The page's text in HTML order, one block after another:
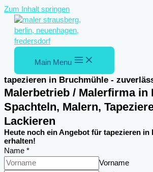
Zum Inhalt springen
Main Menu
tapezieren in Bruchmühle -
Malerbetrieb / Malerfirma in
Spachteln, Malern,
Lackieren
Heute noch ein Angebot für tapezieren in
erhalten!
Name *
Vorname